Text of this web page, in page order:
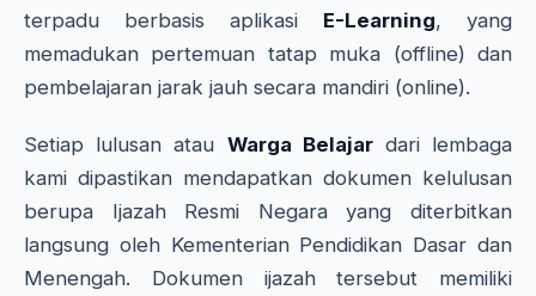
terpadu berbasis aplikasi E-Learning, yang
memadukan pertemuan tatap muka (offline) dan
pembelajaran jarak jauh secara mandiri (online).
Setiap lulusan atau Warga Belajardari lembaga
kami dipastikan mendapatkan dokumen kelulusan
berupa Ijazah Resmi Negara yang diterbitkan
langsung oleh Kementerian Pendidikan Dasar dan
Menengah. Dokumen ijazah tersebut memiliki